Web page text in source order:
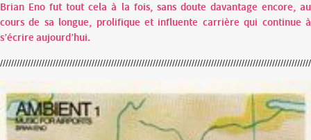
Brian Eno fut tout cela à la fois, sans doute davantage encore, au
cours de sa longue, prolifique et influente carrière qui continue à
s’écrire aujourd’hui.